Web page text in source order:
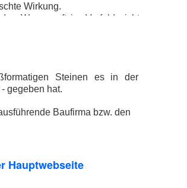
Wirkung.
Wasser oft im Vorfeld nicht
Steinen es in der
gegeben hat.
Baufirma bzw. den
Hauptwebseite